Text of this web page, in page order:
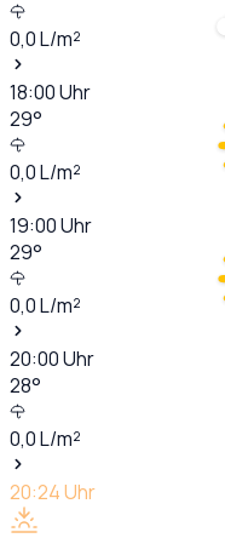
0,0L/m²
18:00Uhr
29°
0,0L/m²
19:00Uhr
29°
0,0L/m²
20:00Uhr
28°
0,0L/m²
20:24Uhr